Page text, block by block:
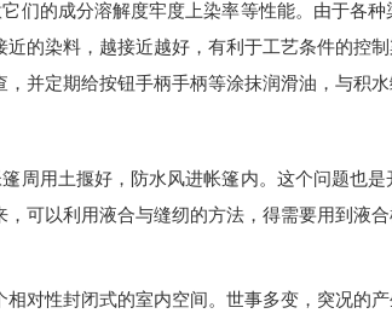
们的成分溶解度牢度上染率等性能。由于各
的染料，越接近越好，有利于工艺条件的控
并定期给按钮手柄手柄等涂抹润滑油，与积水
周用土揠好，防水风进帐篷内。这个问题也
可以利用液合与缝纫的方法，得需要用到液
对性封闭式的室内空间。世事多变，突况的